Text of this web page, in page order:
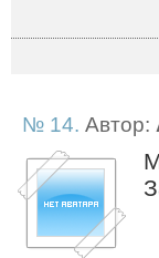
№ 14. Автор: